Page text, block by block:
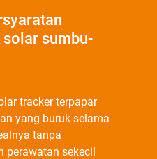
sumbu-
tracker terpapar
yang buruk selama
tanpa
perawatan sekecil